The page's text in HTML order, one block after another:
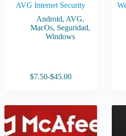
AVG Internet Security
Android, AVG,
MacOs, Seguridad,
Windows
$7.50-$45.00
Rango
desde
$7.50
hasta
$45.00
variantes.
opciones